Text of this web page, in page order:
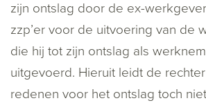
zijn ontslag door de ex-
zzp’er voor de uitvoering van de
die hij tot zijn ontslag als
uitgevoerd. Hieruit leidt de
redenen voor het ontslag toch